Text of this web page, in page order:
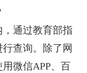
通过教育部指
查询。除了网
微信APP、百